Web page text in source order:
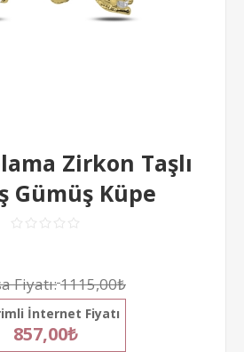
Zirkon Taşlı
Gümüş Küpe
Fiyatı:1115,00₺
İnternet Fiyatı
857,00₺